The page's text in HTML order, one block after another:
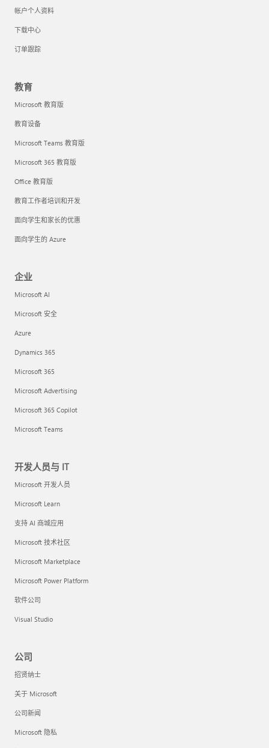
帐户个人资料
下载中心
订单跟踪
教育
Microsoft 教育版
教育设备
Microsoft Teams 教育版
Microsoft 365 教育版
Office 教育版
教育工作者培训和开发
面向学生和家长的优惠
面向学生的 Azure
企业
Microsoft AI
Microsoft 安全
Azure
Dynamics 365
Microsoft 365
Microsoft Advertising
Microsoft 365 Copilot
Microsoft Teams
开发人员与 IT
Microsoft 开发人员
Microsoft Learn
支持 AI 商城应用
Microsoft 技术社区
Microsoft Marketplace
Microsoft Power Platform
软件公司
Visual Studio
公司
招贤纳士
关于 Microsoft
公司新闻
Microsoft 隐私